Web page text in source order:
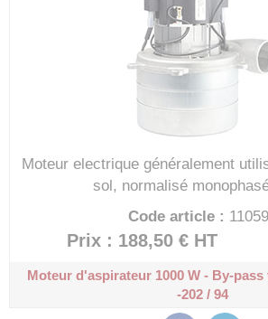
Moteur electrique généralement
sol, normalisé
Code article :
Prix : 188,50 € HT
Moteur d'aspirateur 1000 W - By-
-202 / 94